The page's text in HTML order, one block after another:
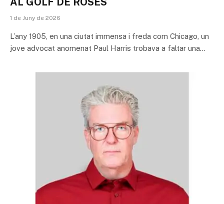
1 de Juny de 2026
L’any 1905, en una ciutat immensa i freda com Chicago, un
jove advocat anomenat Paul Harris trobava a faltar una…